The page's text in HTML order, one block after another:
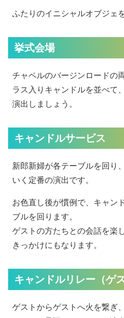
ふたりのイニシャルオブジェ
挙式会場
チャペルのバージンロードの
ラス入りキャンドルを並べて
演出しましょう。
キャンドルサービス
新郎新婦が各テーブルを回り
いく定番の演出です。
お色直し後が慣例で、キャン
ブルを回ります。
ゲストの方たちとの会話を楽
きっかけにもなります。
キャンドルリレー（ゲ
ゲストからゲストへ火を繋ぎ